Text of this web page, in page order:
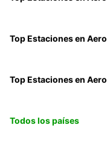
Top Estaciones en
Top Estaciones en
Todos los países